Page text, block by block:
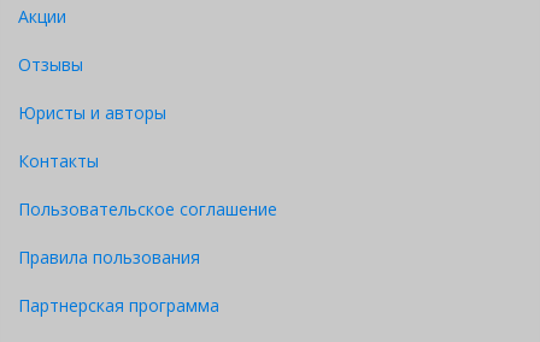
Акции
Отзывы
Юристы и авторы
Контакты
Пользовательское соглашение
Правила пользования
Партнерская программа